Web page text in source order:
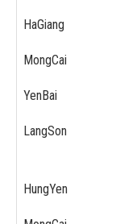
HaGiang
MongCai
YenBai
LangSon
HungYen